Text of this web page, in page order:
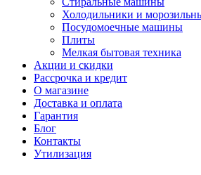
Холодильники и
Посудомоечные машины
Плиты
Мелкая бытовая техника
Акции и скидки
Рассрочка и кредит
О магазине
Доставка и оплата
Гарантия
Блог
Контакты
Утилизация